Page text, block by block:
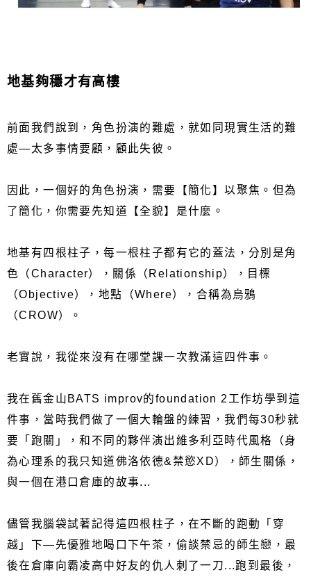
地基夠穩才有高樓
前面我們說到，角色扮演的難處，就如同現實生活的難
處—太多事情要顧，顧此失彼。
因此，一個好的角色扮演，需要【簡化】以聚焦。但為
了簡化，你需要先知道【全貌】是什麼。
地基有四根柱子，每一根柱子都有它的蓋法，分別是角
色（Character），關係（Relationship），目標
（Objective），地點（Where），合稱為烏鴉
（CROW）。
老實說，我從來沒有在哪堂課一次教滿這四件事。
我在舊金山BATS improv的foundation 2工作坊學到這
件事，當時我們做了一個大輪盤的練習，我們每30秒就
要「跑關」，和不同的夥伴演出維多利亞時代風格（身
為心理系的我只知道佛洛依德&禁慾XD），師生關係，
與一個在港口倉庫的故事...
儘管我腦袋試著記得這四根柱子，在不斷的跑動「穿
越」下—先優雅地喝口下午茶，偷談禁忌的師生戀，最
後在倉庫向霸凌高中好友的仇人刺了一刀...跑到最後，